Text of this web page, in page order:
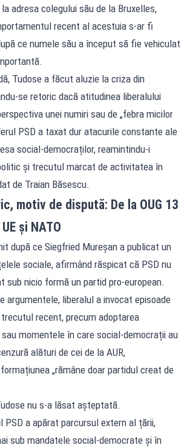
adresa colegului său de la Bruxelles,
recent al acestuia s-ar fi
ce numele său a început să fie vehiculat
Tudose a făcut aluzie la criza din
se retoric dacă atitudinea liberalului
unei numiri sau de „febra micilor
PSD a taxat dur atacurile constante ale
social-democraților, reamintindu-i
și trecutul marcat de activitatea în
de Traian Băsescu.
motiv de dispută: De la OUG 13
și NATO
după ce Siegfried Mureșan a publicat un
sociale, afirmând răspicat că PSD nu
sub nicio formă un partid pro-european.
argumentele, liberalul a invocat episoade
recent, precum adoptarea
sau momentele în care social-democrații au
alături de cei de la AUR,
„rămâne doar partidul creat de
nu s-a lăsat așteptată.
PSD a apărat parcursul extern al țării,
sub mandatele social-democrate și în